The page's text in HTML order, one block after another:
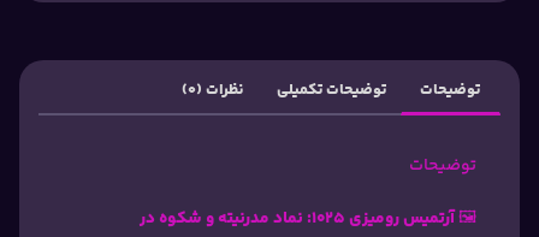
توضیحات توضیحات تکمیلی نظرات (0)
توضیحات
🖼️
آرتمیس رومیزی ۱۰۲۵: نماد مدرنیته و شکوه در